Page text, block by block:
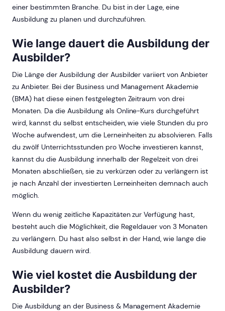
einer bestimmten Branche. Du bist in der Lage, eine
Ausbildung zu planen und durchzuführen.
Wie lange dauert die Ausbildung der
Ausbilder?
Die Länge der Ausbildung der Ausbilder variiert von Anbieter
zu Anbieter. Bei der Business und Management Akademie
(BMA) hat diese einen festgelegten Zeitraum von drei
Monaten. Da die Ausbildung als Online-Kurs durchgeführt
wird, kannst du selbst entscheiden, wie viele Stunden du pro
Woche aufwendest, um die Lerneinheiten zu absolvieren. Falls
du zwölf Unterrichtsstunden pro Woche investieren kannst,
kannst du die Ausbildung innerhalb der Regelzeit von drei
Monaten abschließen, sie zu verkürzen oder zu verlängern ist
je nach Anzahl der investierten Lerneinheiten demnach auch
möglich.
Wenn du wenig zeitliche Kapazitäten zur Verfügung hast,
besteht auch die Möglichkeit, die Regeldauer von 3 Monaten
zu verlängern. Du hast also selbst in der Hand, wie lange die
Ausbildung dauern wird.
Wie viel kostet die Ausbildung der
Ausbilder?
Die Ausbildung an der Business & Management Akademie